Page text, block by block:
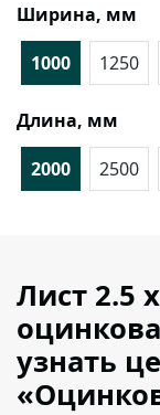
Ширина, мм
1000
1250
Длина, мм
2000
2500
Лист 2.5
узнать